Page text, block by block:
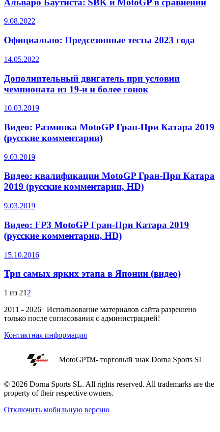
9.08.2022
Официально: Предсезонные тесты 2023 года
14.05.2022
Дополнительный двигатель при условии
чемпионата из 19-и и более гонок
10.03.2019
Видео: Разминка MotoGP Гран-При Катара 2019
(русские комментарии)
9.03.2019
Видео: квалификации MotoGP Гран-При Катара
2019 (русские комментарии, HD)
9.03.2019
Видео: FP3 MotoGP Гран-При Катара 2019
(русские комментарии, HD)
15.10.2016
Три самых ярких этапа в Японии (видео)
1 из 21 2
2011 - 2026 | Использование материалов сайта разрешено
только после согласования с администрацией!
Контактная информация
MotoGPTM- торговый знак Dorna Sports SL
© 2026 Dorna Sports SL. All rights reserved. All trademarks are the
property of their respective owners.
Отключить мобильную версию